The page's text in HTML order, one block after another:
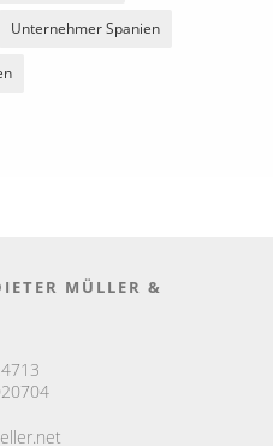
Unternehmer Spanien
MÜLLER &